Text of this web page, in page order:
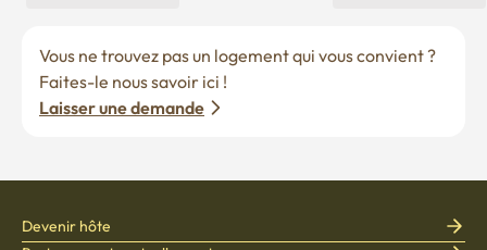
Laisser une demande
Devenir hôte
Devenir partenaire